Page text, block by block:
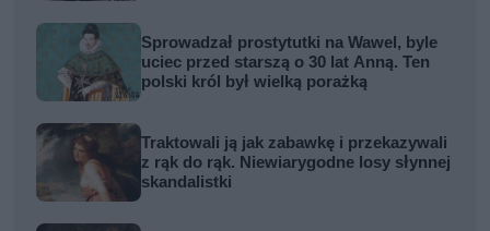
Sprowadzał prostytutki na Wawel, byle
uciec przed starszą o 30 lat Anną. Ten
polski król był wielką porażką
Traktowali ją jak zabawkę i przekazywali
z rąk do rąk. Niewiarygodne losy słynnej
skandalistki